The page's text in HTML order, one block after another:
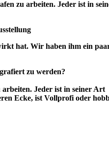
zu arbeiten. Jeder ist in
hat. Wir haben ihm ein
zu werden?
Jeder ist in seiner Art
Ecke, ist Vollprofi oder